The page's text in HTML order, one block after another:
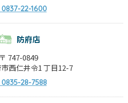
22-1600
防府店
〒 747-0849
西仁井令1 丁目12-7
28-7588